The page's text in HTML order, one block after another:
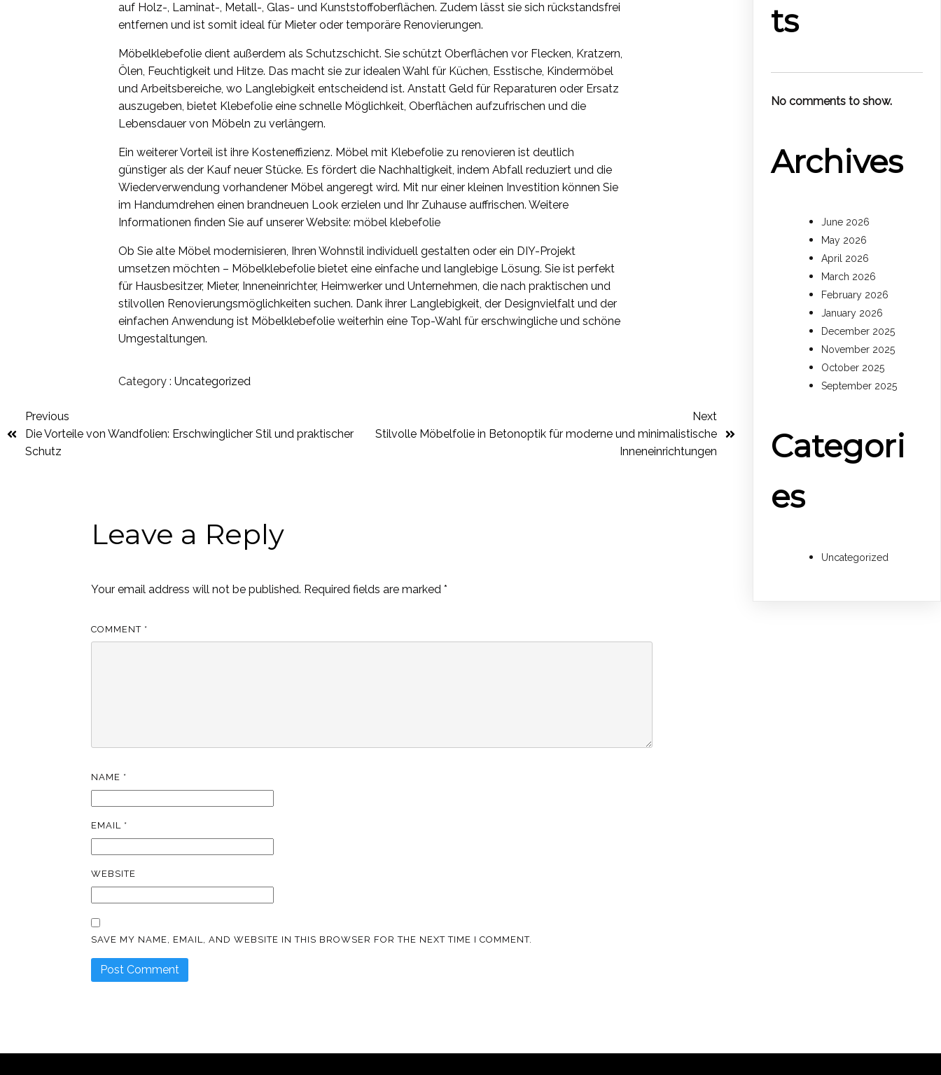
auf Holz-, Laminat-, Metall-, Glas- und Kunststoffoberflächen. Zudem lässt sie sich rückstandsfrei
entfernen und ist somit ideal für Mieter oder temporäre Renovierungen.
Möbelklebefolie dient außerdem als Schutzschicht. Sie schützt Oberflächen vor Flecken, Kratzern,
Ölen, Feuchtigkeit und Hitze. Das macht sie zur idealen Wahl für Küchen, Esstische, Kindermöbel
und Arbeitsbereiche, wo Langlebigkeit entscheidend ist. Anstatt Geld für Reparaturen oder Ersatz
auszugeben, bietet Klebefolie eine schnelle Möglichkeit, Oberflächen aufzufrischen und die
Lebensdauer von Möbeln zu verlängern.
Ein weiterer Vorteil ist ihre Kosteneffizienz. Möbel mit Klebefolie zu renovieren ist deutlich
günstiger als der Kauf neuer Stücke. Es fördert die Nachhaltigkeit, indem Abfall reduziert und die
Wiederverwendung vorhandener Möbel angeregt wird. Mit nur einer kleinen Investition können Sie
im Handumdrehen einen brandneuen Look erzielen und Ihr Zuhause auffrischen. Weitere
Informationen finden Sie auf unserer Website:möbel klebefolie
Ob Sie alte Möbel modernisieren, Ihren Wohnstil individuell gestalten oder ein DIY-Projekt
umsetzen möchten – Möbelklebefolie bietet eine einfache und langlebige Lösung. Sie ist perfekt
für Hausbesitzer, Mieter, Inneneinrichter, Heimwerker und Unternehmen, die nach praktischen und
stilvollen Renovierungsmöglichkeiten suchen. Dank ihrer Langlebigkeit, der Designvielfalt und der
einfachen Anwendung ist Möbelklebefolie weiterhin eine Top-Wahl für erschwingliche und schöne
Umgestaltungen.
Category : Uncategorized
Previous
Die Vorteile von Wandfolien: Erschwinglicher Stil und praktischer
Schutz
Next
Stilvolle Möbelfolie in Betonoptik für moderne und minimalistische
Inneneinrichtungen
Leave a Reply
Your email address will not be published. Required fields are marked*
COMMENT *
NAME *
EMAIL *
WEBSITE
SAVE MY NAME, EMAIL, AND WEBSITE IN THIS BROWSER FOR THE NEXT TIME I COMMENT.
ts
No comments to show.
Archives
June 2026
May 2026
April 2026
March 2026
February 2026
January 2026
December 2025
November 2025
October 2025
September 2025
Categori
es
Uncategorized